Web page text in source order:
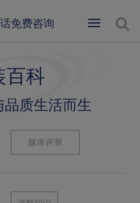
免费咨询
百科
质生活而生
媒体评测